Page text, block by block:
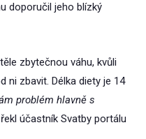
doporučil jeho blízký
zbytečnou váhu, kvůli
ni zbavit. Délka diety je 14
problém hlavně s
účastník Svatby portálu